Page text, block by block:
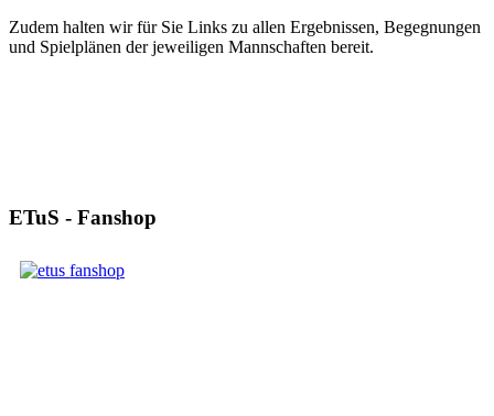
Zudem halten wir für Sie Links zu allen Ergebnissen, Begegnungen
und Spielplänen der jeweiligen Mannschaften bereit.
ETuS - Fanshop